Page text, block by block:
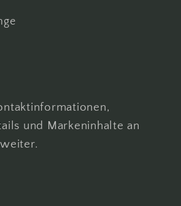
und Markeninhalte an